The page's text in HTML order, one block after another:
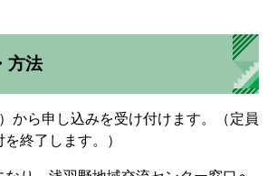
方法
から申し込みを受け付けます。（定員
終了します。）